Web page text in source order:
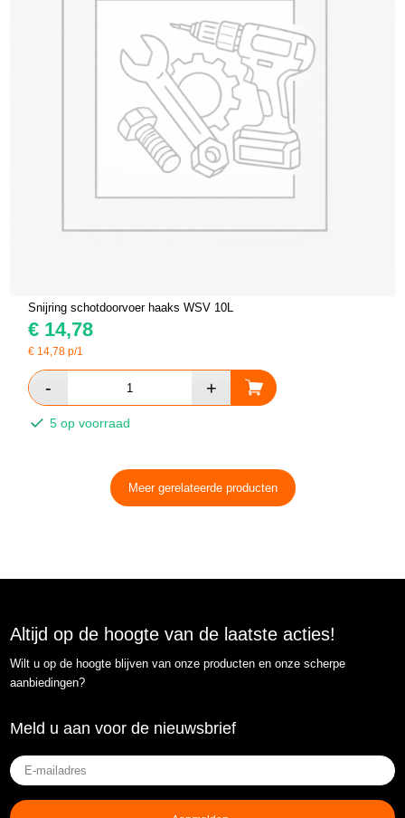
Snijring schotdoorvoer haaks WSV 10L
€ 14,78
€ 14,78 p/1
5 op voorraad
Meer gerelateerde producten
Altijd op de hoogte van de laatste acties!
Wilt u op de hoogte blijven van onze producten en onze scherpe
aanbiedingen?
Meld u aan voor de nieuwsbrief
E-
mailadres
(Vereist)